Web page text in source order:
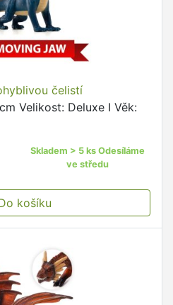
čelistí
Velikost: Deluxe I Věk:
Skladem > 5 ks Odesíláme
ve středu
košíku